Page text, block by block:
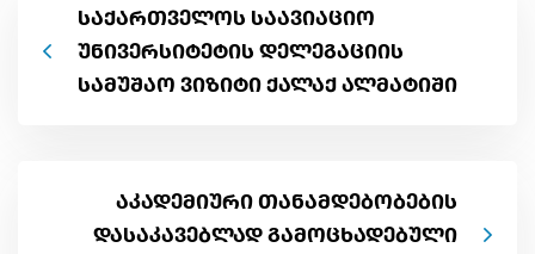
საქართველოს საავიაციო
უნივერსიტეტის დელეგაციის
სამუშაო ვიზიტი ქალაქ ალმატიში
აკადემიური თანამდებობების
დასაკავებლად გამოცხადებული